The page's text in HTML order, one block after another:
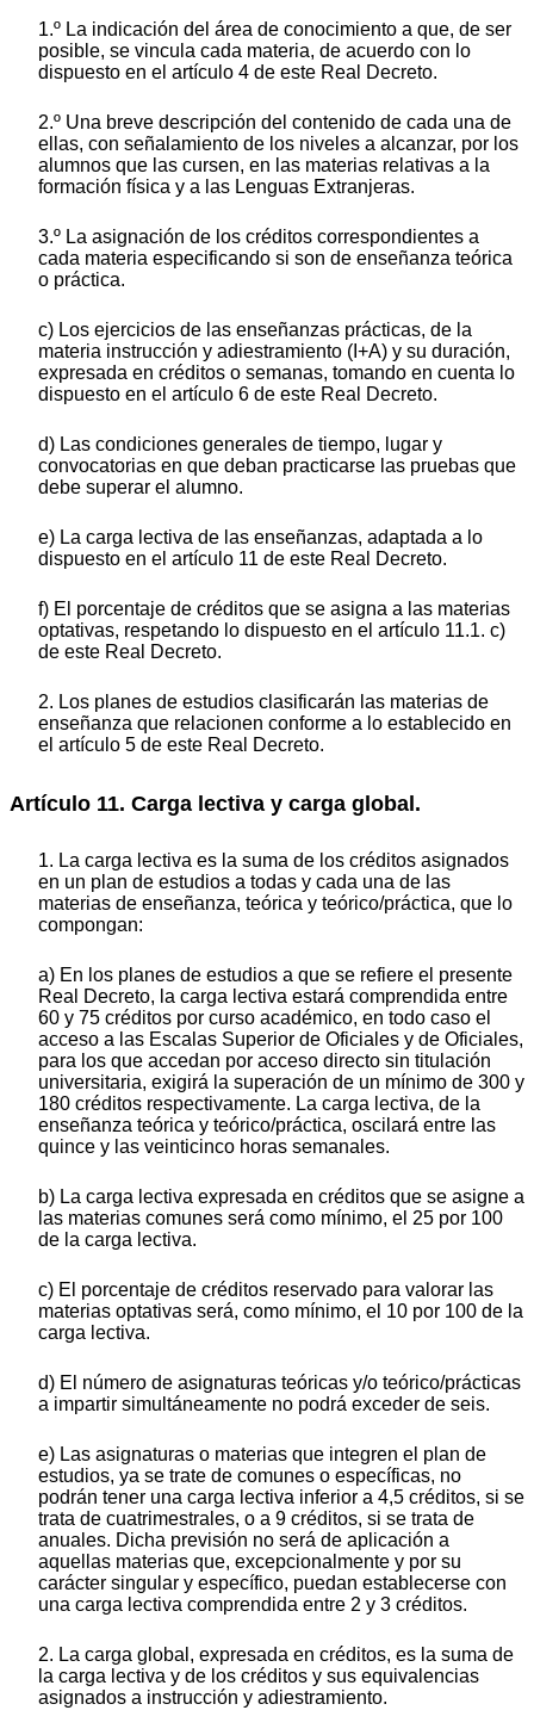
1.º La indicación del área de conocimiento a que, de ser
posible, se vincula cada materia, de acuerdo con lo
dispuesto en el artículo 4 de este Real Decreto.
2.º Una breve descripción del contenido de cada una de
ellas, con señalamiento de los niveles a alcanzar, por los
alumnos que las cursen, en las materias relativas a la
formación física y a las Lenguas Extranjeras.
3.º La asignación de los créditos correspondientes a
cada materia especificando si son de enseñanza teórica
o práctica.
c) Los ejercicios de las enseñanzas prácticas, de la
materia instrucción y adiestramiento (I+A) y su duración,
expresada en créditos o semanas, tomando en cuenta lo
dispuesto en el artículo 6 de este Real Decreto.
d) Las condiciones generales de tiempo, lugar y
convocatorias en que deban practicarse las pruebas que
debe superar el alumno.
e) La carga lectiva de las enseñanzas, adaptada a lo
dispuesto en el artículo 11 de este Real Decreto.
f) El porcentaje de créditos que se asigna a las materias
optativas, respetando lo dispuesto en el artículo 11.1. c)
de este Real Decreto.
2. Los planes de estudios clasificarán las materias de
enseñanza que relacionen conforme a lo establecido en
el artículo 5 de este Real Decreto.
Artículo 11. Carga lectiva y carga global.
1. La carga lectiva es la suma de los créditos asignados
en un plan de estudios a todas y cada una de las
materias de enseñanza, teórica y teórico/práctica, que lo
compongan:
a) En los planes de estudios a que se refiere el presente
Real Decreto, la carga lectiva estará comprendida entre
60 y 75 créditos por curso académico, en todo caso el
acceso a las Escalas Superior de Oficiales y de Oficiales,
para los que accedan por acceso directo sin titulación
universitaria, exigirá la superación de un mínimo de 300 y
180 créditos respectivamente. La carga lectiva, de la
enseñanza teórica y teórico/práctica, oscilará entre las
quince y las veinticinco horas semanales.
b) La carga lectiva expresada en créditos que se asigne a
las materias comunes será como mínimo, el 25 por 100
de la carga lectiva.
c) El porcentaje de créditos reservado para valorar las
materias optativas será, como mínimo, el 10 por 100 de la
carga lectiva.
d) El número de asignaturas teóricas y/o teórico/prácticas
a impartir simultáneamente no podrá exceder de seis.
e) Las asignaturas o materias que integren el plan de
estudios, ya se trate de comunes o específicas, no
podrán tener una carga lectiva inferior a 4,5 créditos, si se
trata de cuatrimestrales, o a 9 créditos, si se trata de
anuales. Dicha previsión no será de aplicación a
aquellas materias que, excepcionalmente y por su
carácter singular y específico, puedan establecerse con
una carga lectiva comprendida entre 2 y 3 créditos.
2. La carga global, expresada en créditos, es la suma de
la carga lectiva y de los créditos y sus equivalencias
asignados a instrucción y adiestramiento.